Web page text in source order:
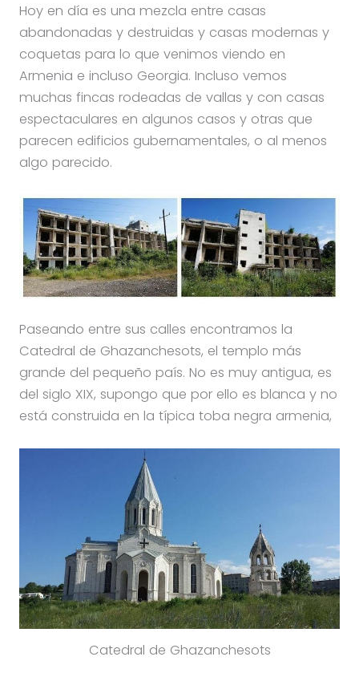
Hoy en día es una mezcla entre casas
abandonadas y destruidas y casas modernas y
coquetas para lo que venimos viendo en
Armenia e incluso Georgia. Incluso vemos
muchas fincas rodeadas de vallas y con casas
espectaculares en algunos casos y otras que
parecen edificios gubernamentales, o al menos
algo parecido.
Paseando entre sus calles encontramos la
Catedral de Ghazanchesots, el templo más
grande del pequeño país. No es muy antigua, es
del siglo XIX, supongo que por ello es blanca y no
está construida en la típica toba negra armenia,
Catedral de Ghazanchesots